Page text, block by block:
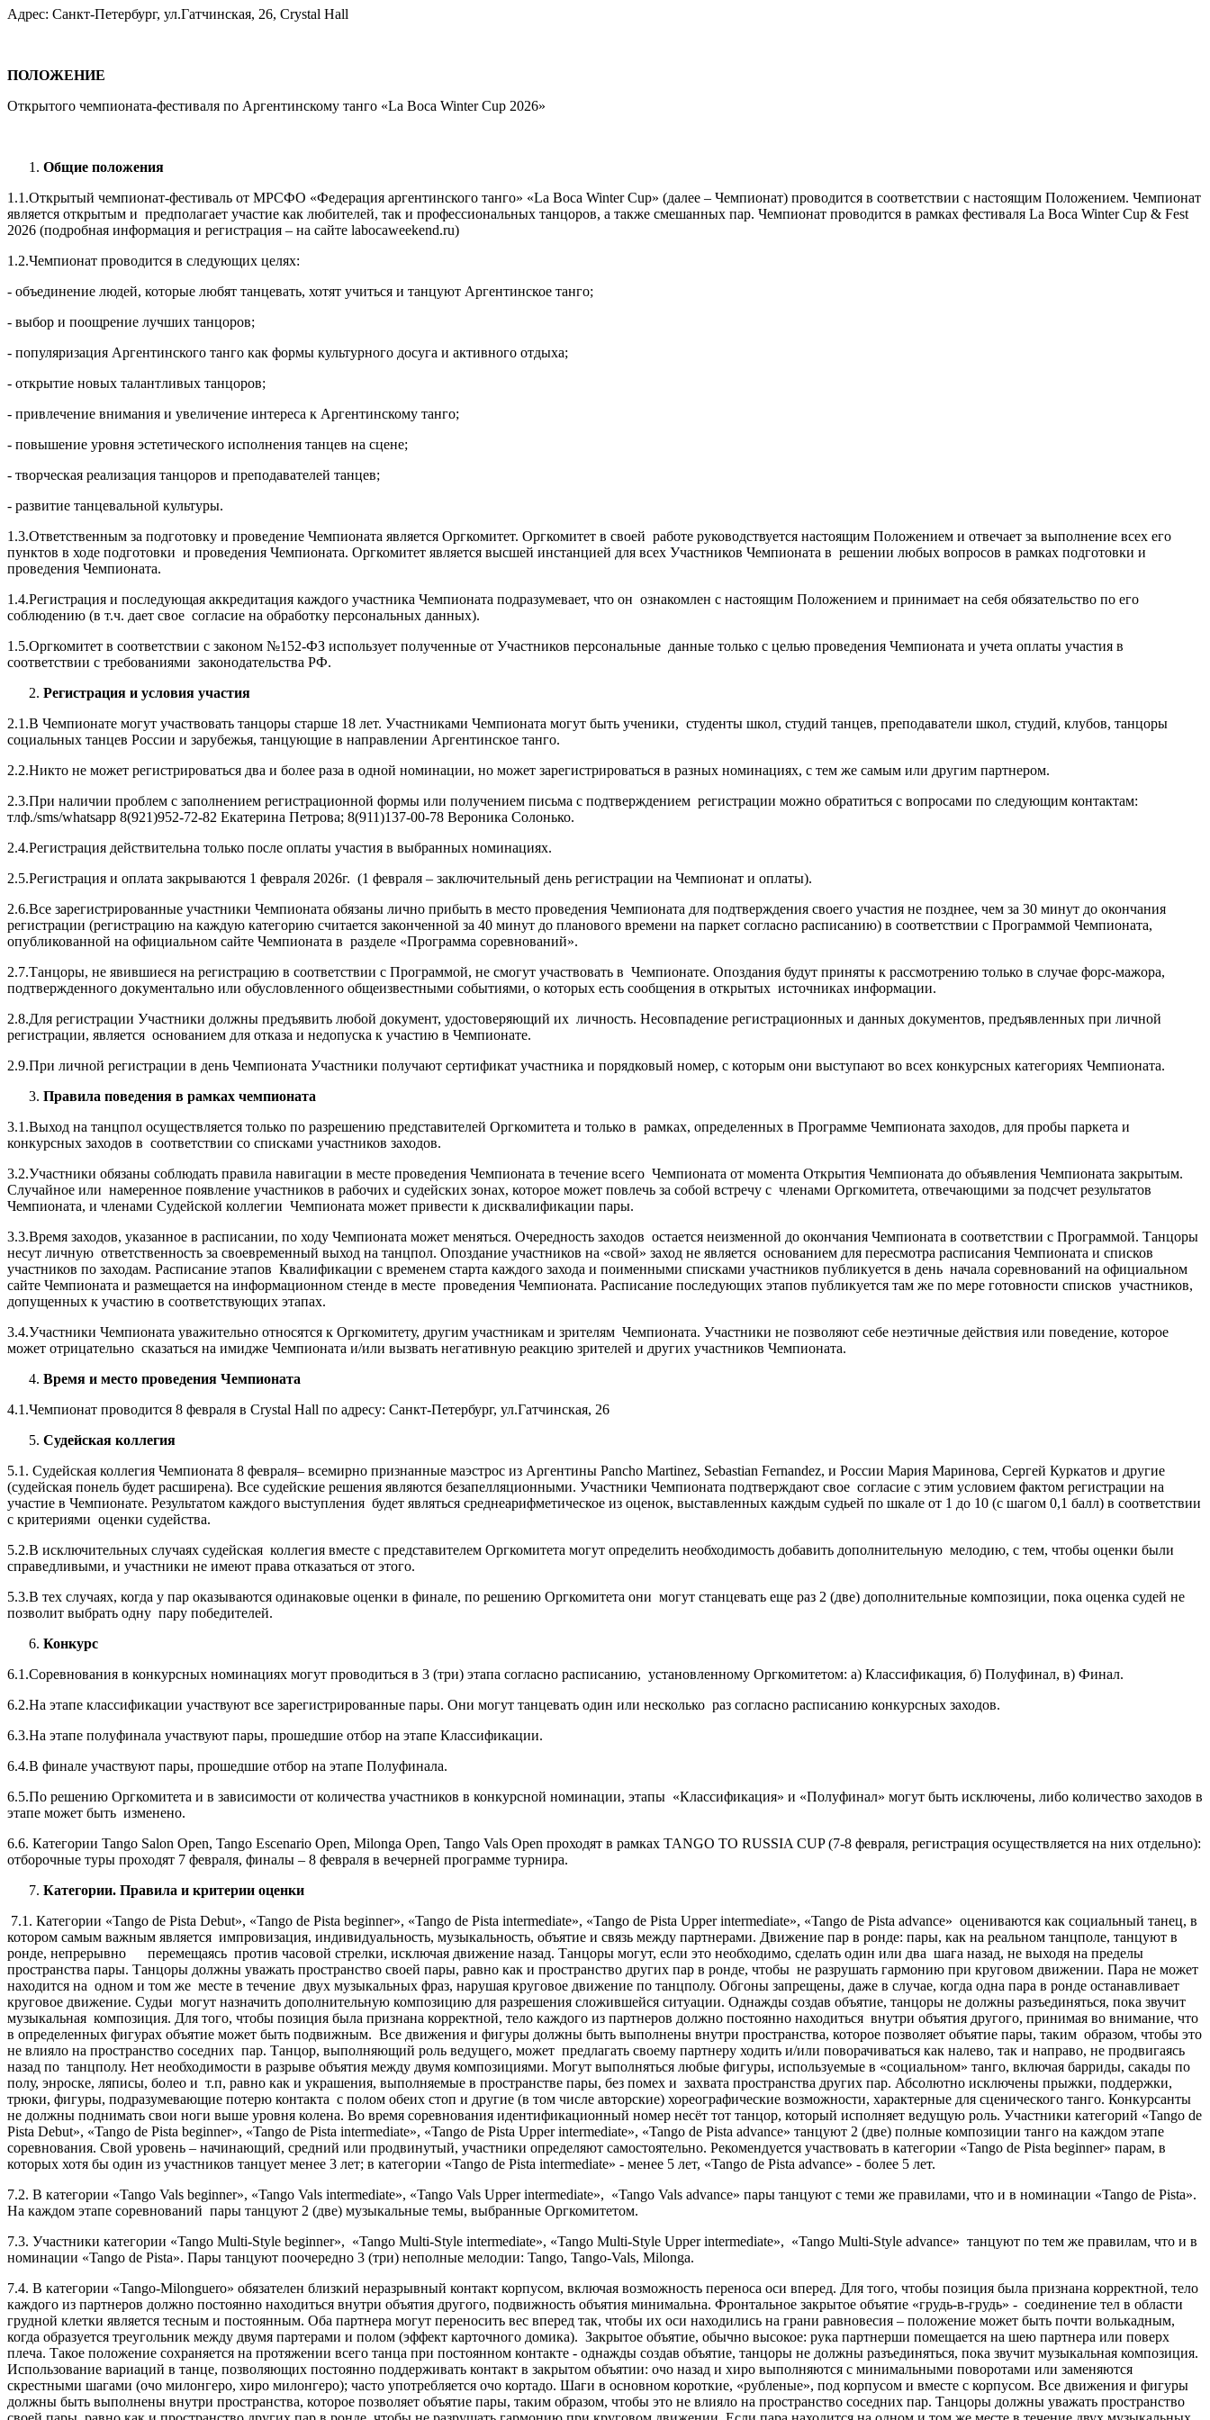
Адрес: Санкт-Петербург, ул.Гатчинская, 26, Crystal Hall
ПОЛОЖЕНИЕ
Открытого чемпионата-фестиваля по Аргентинскому танго «La Boca Winter Cup 2026»
Общие положения
1.1.Открытый чемпионат-фестиваль от МРСФО «Федерация аргентинского танго» «La Boca Winter Cup» (далее – Чемпионат) проводится в соответствии с настоящим Положением. Чемпионат
является открытым и предполагает участие как любителей, так и профессиональных танцоров, а также смешанных пар. Чемпионат проводится в рамках фестиваля La Boca Winter Cup & Fest
2026 (подробная информация и регистрация – на сайте labocaweekend.ru)
1.2.Чемпионат проводится в следующих целях:
- объединение людей, которые любят танцевать, хотят учиться и танцуют Аргентинское танго;
- выбор и поощрение лучших танцоров;
- популяризация Аргентинского танго как формы культурного досуга и активного отдыха;
- открытие новых талантливых танцоров;
- привлечение внимания и увеличение интереса к Аргентинскому танго;
- повышение уровня эстетического исполнения танцев на сцене;
- творческая реализация танцоров и преподавателей танцев;
- развитие танцевальной культуры.
1.3.Ответственным за подготовку и проведение Чемпионата является Оргкомитет. Оргкомитет в своей работе руководствуется настоящим Положением и отвечает за выполнение всех его
пунктов в ходе подготовки и проведения Чемпионата. Оргкомитет является высшей инстанцией для всех Участников Чемпионата в решении любых вопросов в рамках подготовки и
проведения Чемпионата.
1.4.Регистрация и последующая аккредитация каждого участника Чемпионата подразумевает, что он ознакомлен с настоящим Положением и принимает на себя обязательство по его
соблюдению (в т.ч. дает свое согласие на обработку персональных данных).
1.5.Оргкомитет в соответствии с законом №152-ФЗ использует полученные от Участников персональные данные только с целью проведения Чемпионата и учета оплаты участия в
соответствии с требованиями законодательства РФ.
Регистрация и условия участия
2.1.В Чемпионате могут участвовать танцоры старше 18 лет. Участниками Чемпионата могут быть ученики, студенты школ, студий танцев, преподаватели школ, студий, клубов, танцоры
социальных танцев России и зарубежья, танцующие в направлении Аргентинское танго.
2.2.Никто не может регистрироваться два и более раза в одной номинации, но может зарегистрироваться в разных номинациях, с тем же самым или другим партнером.
2.3.При наличии проблем с заполнением регистрационной формы или получением письма с подтверждением регистрации можно обратиться с вопросами по следующим контактам:
тлф./sms/whatsapp 8(921)952-72-82 Екатерина Петрова; 8(911)137-00-78 Вероника Солонько.
2.4.Регистрация действительна только после оплаты участия в выбранных номинациях.
2.5.Регистрация и оплата закрываются 1 февраля 2026г. (1 февраля – заключительный день регистрации на Чемпионат и оплаты).
2.6.Все зарегистрированные участники Чемпионата обязаны лично прибыть в место проведения Чемпионата для подтверждения своего участия не позднее, чем за 30 минут до окончания
регистрации (регистрацию на каждую категорию считается законченной за 40 минут до планового времени на паркет согласно расписанию) в соответствии с Программой Чемпионата,
опубликованной на официальном сайте Чемпионата в разделе «Программа соревнований».
2.7.Танцоры, не явившиеся на регистрацию в соответствии с Программой, не смогут участвовать в Чемпионате. Опоздания будут приняты к рассмотрению только в случае форс-мажора,
подтвержденного документально или обусловленного общеизвестными событиями, о которых есть сообщения в открытых источниках информации.
2.8.Для регистрации Участники должны предъявить любой документ, удостоверяющий их личность. Несовпадение регистрационных и данных документов, предъявленных при личной
регистрации, является основанием для отказа и недопуска к участию в Чемпионате.
2.9.При личной регистрации в день Чемпионата Участники получают сертификат участника и порядковый номер, с которым они выступают во всех конкурсных категориях Чемпионата.
Правила поведения в рамках чемпионата
3.1.Выход на танцпол осуществляется только по разрешению представителей Оргкомитета и только в рамках, определенных в Программе Чемпионата заходов, для пробы паркета и
конкурсных заходов в соответствии со списками участников заходов.
3.2.Участники обязаны соблюдать правила навигации в месте проведения Чемпионата в течение всего Чемпионата от момента Открытия Чемпионата до объявления Чемпионата закрытым.
Случайное или намеренное появление участников в рабочих и судейских зонах, которое может повлечь за собой встречу с членами Оргкомитета, отвечающими за подсчет результатов
Чемпионата, и членами Судейской коллегии Чемпионата может привести к дисквалификации пары.
3.3.Время заходов, указанное в расписании, по ходу Чемпионата может меняться. Очередность заходов остается неизменной до окончания Чемпионата в соответствии с Программой. Танцоры
несут личную ответственность за своевременный выход на танцпол. Опоздание участников на «свой» заход не является основанием для пересмотра расписания Чемпионата и списков
участников по заходам. Расписание этапов Квалификации с временем старта каждого захода и поименными списками участников публикуется в день начала соревнований на официальном
сайте Чемпионата и размещается на информационном стенде в месте проведения Чемпионата. Расписание последующих этапов публикуется там же по мере готовности списков участников,
допущенных к участию в соответствующих этапах.
3.4.Участники Чемпионата уважительно относятся к Оргкомитету, другим участникам и зрителям Чемпионата. Участники не позволяют себе неэтичные действия или поведение, которое
может отрицательно сказаться на имидже Чемпионата и/или вызвать негативную реакцию зрителей и других участников Чемпионата.
Время и место проведения Чемпионата
4.1.Чемпионат проводится 8 февраля в Crystal Hall по адресу: Санкт-Петербург, ул.Гатчинская, 26
Судейская коллегия
5.1. Судейская коллегия Чемпионата 8 февраля– всемирно признанные маэстрос из Аргентины Pancho Martinez, Sebastian Fernandez, и России Мария Маринова, Сергей Куркатов и другие
(судейская понель будет расширена). Все судейские решения являются безапелляционными. Участники Чемпионата подтверждают свое согласие с этим условием фактом регистрации на
участие в Чемпионате. Результатом каждого выступления будет являться среднеарифметическое из оценок, выставленных каждым судьей по шкале от 1 до 10 (с шагом 0,1 балл) в соответствии
с критериями оценки судейства.
5.2.В исключительных случаях судейская коллегия вместе с представителем Оргкомитета могут определить необходимость добавить дополнительную мелодию, с тем, чтобы оценки были
справедливыми, и участники не имеют права отказаться от этого.
5.3.В тех случаях, когда у пар оказываются одинаковые оценки в финале, по решению Оргкомитета они могут станцевать еще раз 2 (две) дополнительные композиции, пока оценка судей не
позволит выбрать одну пару победителей.
Конкурс
6.1.Соревнования в конкурсных номинациях могут проводиться в 3 (три) этапа согласно расписанию, установленному Оргкомитетом: а) Классификация, б) Полуфинал, в) Финал.
6.2.На этапе классификации участвуют все зарегистрированные пары. Они могут танцевать один или несколько раз согласно расписанию конкурсных заходов.
6.3.На этапе полуфинала участвуют пары, прошедшие отбор на этапе Классификации.
6.4.В финале участвуют пары, прошедшие отбор на этапе Полуфинала.
6.5.По решению Оргкомитета и в зависимости от количества участников в конкурсной номинации, этапы «Классификация» и «Полуфинал» могут быть исключены, либо количество заходов в
этапе может быть изменено.
6.6. Категории Tango Salon Open, Tango Escenario Open, Milonga Open, Tango Vals Open проходят в рамках TANGO TO RUSSIA CUP (7-8 февраля, регистрация осуществляется на них отдельно):
отборочные туры проходят 7 февраля, финалы – 8 февраля в вечерней программе турнира.
Категории. Правила и критерии оценки
7.1. Категории «Tango de Pista Debut», «Tango de Pista beginner», «Tango de Pista intermediate», «Tango de Pista Upper intermediate», «Tango de Pista advance» оцениваются как социальный танец, в
котором самым важным является импровизация, индивидуальность, музыкальность, объятие и связь между партнерами. Движение пар в ронде: пары, как на реальном танцполе, танцуют в
ронде, непрерывно перемещаясь против часовой стрелки, исключая движение назад. Танцоры могут, если это необходимо, сделать один или два шага назад, не выходя на пределы
пространства пары. Танцоры должны уважать пространство своей пары, равно как и пространство других пар в ронде, чтобы не разрушать гармонию при круговом движении. Пара не может
находится на одном и том же месте в течение двух музыкальных фраз, нарушая круговое движение по танцполу. Обгоны запрещены, даже в случае, когда одна пара в ронде останавливает
круговое движение. Судьи могут назначить дополнительную композицию для разрешения сложившейся ситуации. Однажды создав объятие, танцоры не должны разъединяться, пока звучит
музыкальная композиция. Для того, чтобы позиция была признана корректной, тело каждого из партнеров должно постоянно находиться внутри объятия другого, принимая во внимание, что
в определенных фигурах объятие может быть подвижным. Все движения и фигуры должны быть выполнены внутри пространства, которое позволяет объятие пары, таким образом, чтобы это
не влияло на пространство соседних пар. Танцор, выполняющий роль ведущего, может предлагать своему партнеру ходить и/или поворачиваться как налево, так и направо, не продвигаясь
назад по танцполу. Нет необходимости в разрыве объятия между двумя композициями. Могут выполняться любые фигуры, используемые в «социальном» танго, включая барриды, сакады по
полу, энроске, ляписы, болео и т.п, равно как и украшения, выполняемые в пространстве пары, без помех и захвата пространства других пар. Абсолютно исключены прыжки, поддержки,
трюки, фигуры, подразумевающие потерю контакта с полом обеих стоп и другие (в том числе авторские) хореографические возможности, характерные для сценического танго. Конкурсанты
не должны поднимать свои ноги выше уровня колена. Во время соревнования идентификационный номер несёт тот танцор, который исполняет ведущую роль. Участники категорий «Tango de
Pista Debut», «Tango de Pista beginner», «Tango de Pista intermediate», «Tango de Pista Upper intermediate», «Tango de Pista advance» танцуют 2 (две) полные композиции танго на каждом этапе
соревнования. Свой уровень – начинающий, средний или продвинутый, участники определяют самостоятельно. Рекомендуется участвовать в категории «Tango de Pista beginner» парам, в
которых хотя бы один из участников танцует менее 3 лет; в категории «Tango de Pista intermediate» - менее 5 лет, «Tango de Pista advance» - более 5 лет.
7.2. В категории «Tango Vals beginner», «Tango Vals intermediate», «Tango Vals Upper intermediate», «Tango Vals advance» пары танцуют с теми же правилами, что и в номинации «Tango de Pista».
На каждом этапе соревнований пары танцуют 2 (две) музыкальные темы, выбранные Оргкомитетом.
7.3. Участники категории «Tango Multi-Style beginner», «Tango Multi-Style intermediate», «Tango Multi-Style Upper intermediate», «Tango Multi-Style advance» танцуют по тем же правилам, что и в
номинации «Tango de Pista». Пары танцуют поочередно 3 (три) неполные мелодии: Tango, Tango-Vals, Milonga.
7.4. В категории «Tango-Milonguero» обязателен близкий неразрывный контакт корпусом, включая возможность переноса оси вперед. Для того, чтобы позиция была признана корректной, тело
каждого из партнеров должно постоянно находиться внутри объятия другого, подвижность объятия минимальна. Фронтальное закрытое объятие «грудь-в-грудь» - соединение тел в области
грудной клетки является тесным и постоянным. Оба партнера могут переносить вес вперед так, чтобы их оси находились на грани равновесия – положение может быть почти волькадным,
когда образуется треугольник между двумя партерами и полом (эффект карточного домика). Закрытое объятие, обычно высокое: рука партнерши помещается на шею партнера или поверх
плеча. Такое положение сохраняется на протяжении всего танца при постоянном контакте - однажды создав объятие, танцоры не должны разъединяться, пока звучит музыкальная композиция.
Использование вариаций в танце, позволяющих постоянно поддерживать контакт в закрытом объятии: очо назад и хиро выполняются с минимальными поворотами или заменяются
скрестными шагами (очо милонгеро, хиро милонгеро); часто употребляется очо кортадо. Шаги в основном короткие, «рубленые», под корпусом и вместе с корпусом. Все движения и фигуры
должны быть выполнены внутри пространства, которое позволяет объятие пары, таким образом, чтобы это не влияло на пространство соседних пар. Танцоры должны уважать пространство